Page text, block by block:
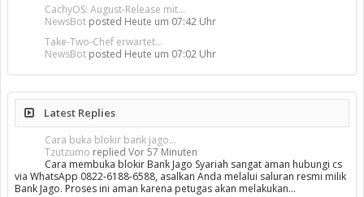
CachyOS: August-Release mit...
NewsBot posted Heute um 07:42 Uhr
Take-Two-Chef erwartet...
NewsBot posted Heute um 07:02 Uhr
Latest Replies
Cara buka blokir bank jago...
Tzutzumo replied Vor 57 Minuten
Cara membuka blokir Bank Jago Syariah sangat aman hubungi cs
via WhatsApp 0822-6188-6588, asalkan Anda melalui saluran resmi milik
Bank Jago. Proses ini aman karena petugas akan melakukan…